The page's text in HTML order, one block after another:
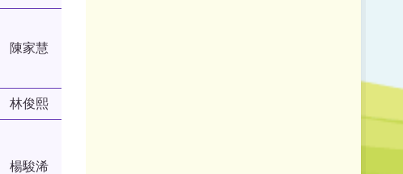
陳家慧
林俊熙
楊駿浠